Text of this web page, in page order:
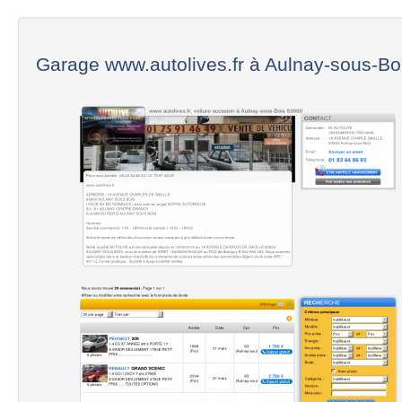
Garage www.autolives.fr à Aulnay-sous-